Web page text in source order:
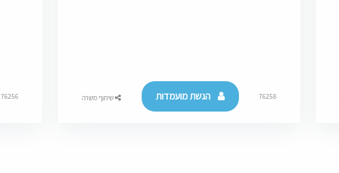
76258 הגשת מועמדות שיתוף משרה 76256